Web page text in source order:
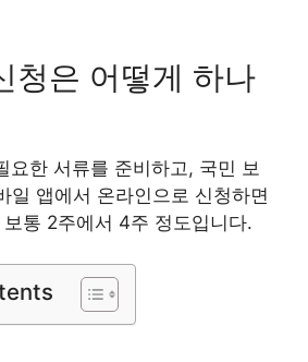
청은 어떻게 하나
요한 서류를 준비하고, 국민 보
일 앱에서 온라인으로 신청하면
통 2주에서 4주 정도입니다.